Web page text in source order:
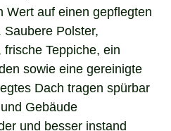
Wert auf einen gepflegten
Polster,
Teppiche, ein
sowie eine gereinigte
Dach tragen spürbar
Gebäude
und besser instand